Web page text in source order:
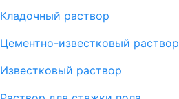
Кладочный раствор
Цементно-известковый раствор
Известковый раствор